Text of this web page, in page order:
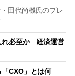
田代尚機氏のプレ
…
れ必至か 経済運営
CXO」とは何